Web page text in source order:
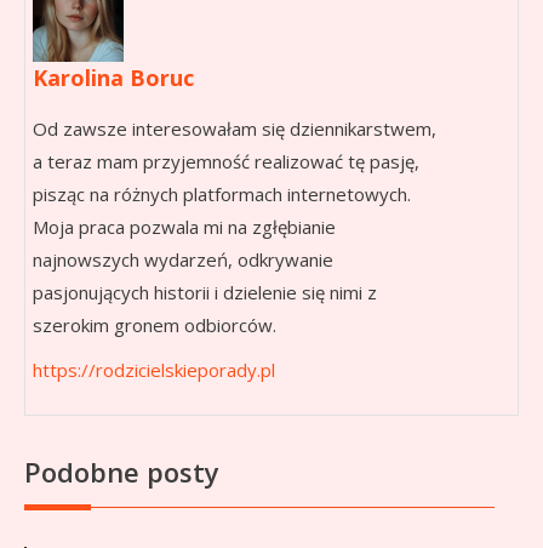
Karolina Boruc
Od zawsze interesowałam się dziennikarstwem,
a teraz mam przyjemność realizować tę pasję,
pisząc na różnych platformach internetowych.
Moja praca pozwala mi na zgłębianie
najnowszych wydarzeń, odkrywanie
pasjonujących historii i dzielenie się nimi z
szerokim gronem odbiorców.
https://rodzicielskieporady.pl
Podobne posty